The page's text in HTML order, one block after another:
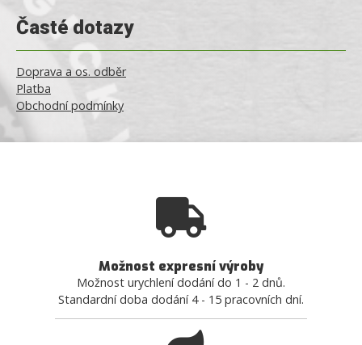
Časté dotazy
Doprava a os. odběr
Platba
Obchodní podmínky
Možnost expresní výroby
Možnost urychlení dodání do 1 - 2 dnů.
Standardní doba dodání 4 - 15 pracovních dní.